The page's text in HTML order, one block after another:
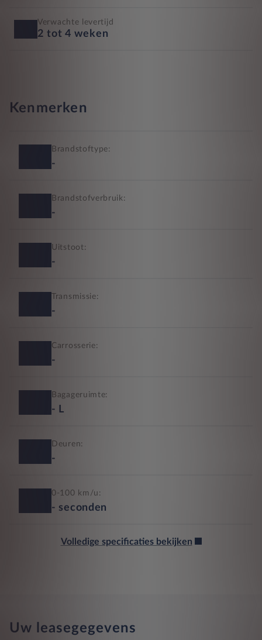
Verwachte levertijd
2 tot 4 weken
Kenmerken
Brandstoftype:
-
Brandstofverbruik:
-
Uitstoot:
-
Transmissie:
-
Carrosserie:
-
Bagageruimte:
- L
Deuren:
-
0-100 km/u:
- seconden
Volledige specificaties bekijken
Uw leasegegevens